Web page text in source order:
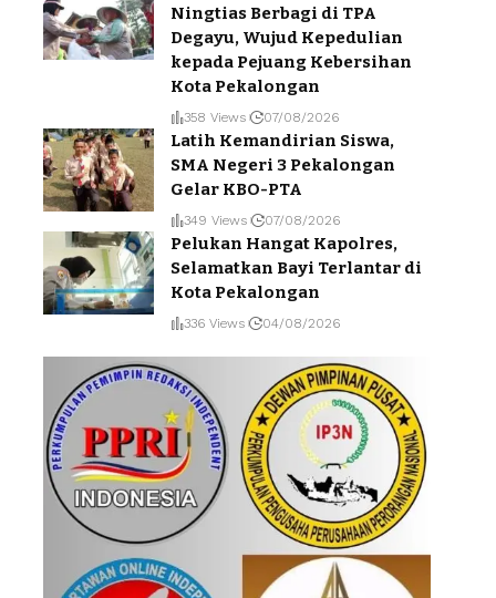
Ningtias Berbagi di TPA
Degayu, Wujud Kepedulian
kepada Pejuang Kebersihan
Kota Pekalongan
358 Views 07/08/2026
Latih Kemandirian Siswa,
SMA Negeri 3 Pekalongan
Gelar KBO-PTA
349 Views 07/08/2026
Pelukan Hangat Kapolres,
Selamatkan Bayi Terlantar di
Kota Pekalongan
336 Views 04/08/2026